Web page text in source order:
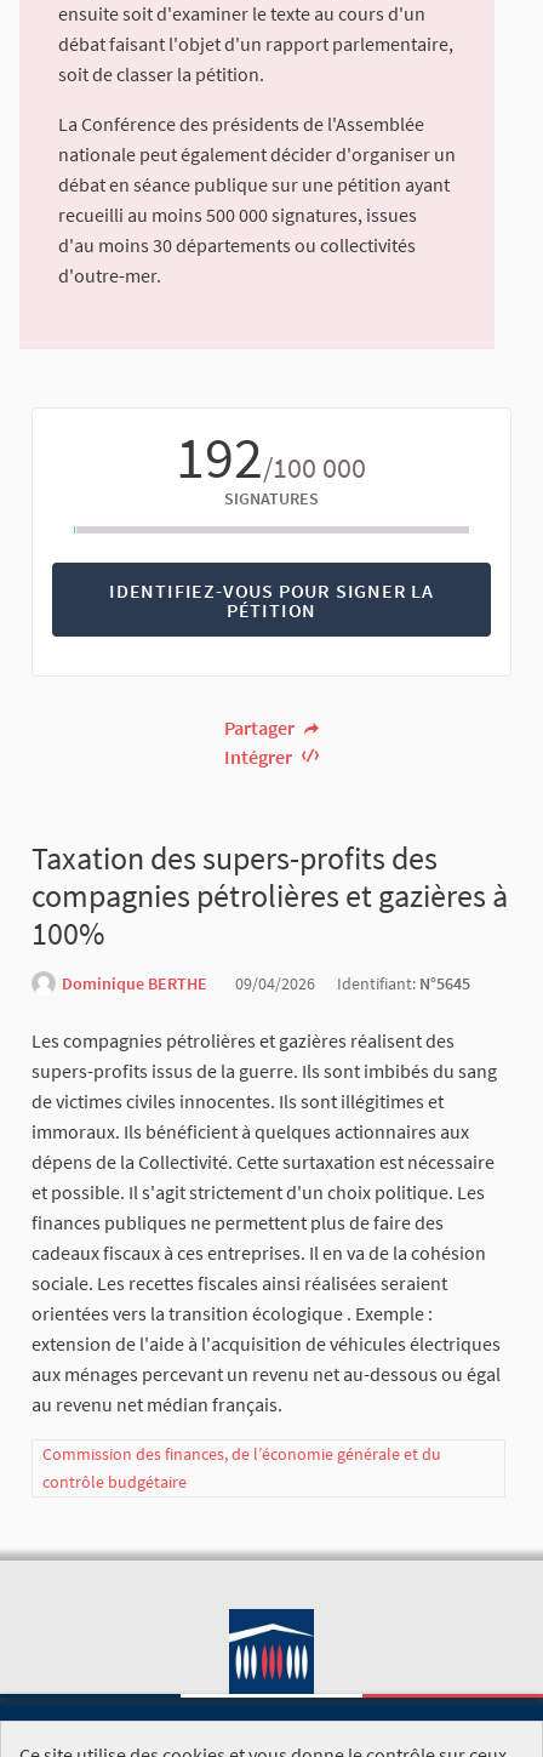
ensuite soit d'examiner le texte au cours d'un
débat faisant l'objet d'un rapport parlementaire,
soit de classer la pétition.
La Conférence des présidents de l'Assemblée
nationale peut également décider d'organiser un
débat en séance publique sur une pétition ayant
recueilli au moins 500 000 signatures, issues
d'au moins 30 départements ou collectivités
d'outre-mer.
192/100 000
SIGNATURES
IDENTIFIEZ-VOUS POUR SIGNER LA
PÉTITION
Partager
Intégrer
Taxation des supers-profits des
compagnies pétrolières et gazières à
100%
Dominique BERTHE 09/04/2026 Identifiant: N°5645
Les compagnies pétrolières et gazières réalisent des
supers-profits issus de la guerre. Ils sont imbibés du sang
de victimes civiles innocentes. Ils sont illégitimes et
immoraux. Ils bénéficient à quelques actionnaires aux
dépens de la Collectivité. Cette surtaxation est nécessaire
et possible. Il s'agit strictement d'un choix politique. Les
finances publiques ne permettent plus de faire des
cadeaux fiscaux à ces entreprises. Il en va de la cohésion
sociale. Les recettes fiscales ainsi réalisées seraient
orientées vers la transition écologique . Exemple :
extension de l'aide à l'acquisition de véhicules électriques
aux ménages percevant un revenu net au-dessous ou égal
au revenu net médian français.
Commission des finances, de l’économie générale et du
contrôle budgétaire